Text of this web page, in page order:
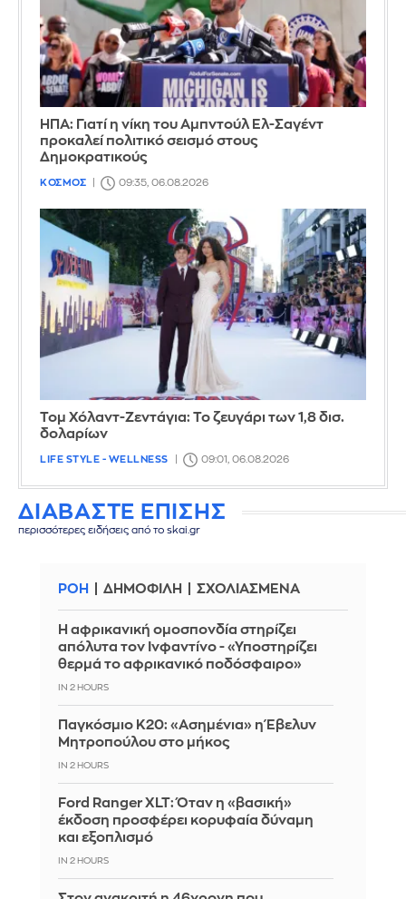
ΗΠΑ: Γιατί η νίκη του Αμπντούλ Ελ-Σαγέντ
προκαλεί πολιτικό σεισμό στους
Δημοκρατικούς
ΚΟΣΜΟΣ 09:35, 06.08.2026
Τομ Χόλαντ-Ζεντάγια: Το ζευγάρι των 1,8 δισ.
δολαρίων
LIFE STYLE - WELLNESS 09:01, 06.08.2026
ΔΙΑΒΑΣΤΕ ΕΠΙΣΗΣ
περισσότερες ειδήσεις από το skai.gr
ΡΟΗ ΔΗΜΟΦΙΛΗ ΣΧΟΛΙΑΣΜΕΝΑ
Η αφρικανική ομοσπονδία στηρίζει
απόλυτα τον Ινφαντίνο - «Υποστηρίζει
θερμά το αφρικανικό ποδόσφαιρο»
IN 2 HOURS
Παγκόσμιο Κ20: «Ασημένια» η Έβελυν
Μητροπούλου στο μήκος
IN 2 HOURS
Ford Ranger XLT: Όταν η «βασική»
έκδοση προσφέρει κορυφαία δύναμη
και εξοπλισμό
IN 2 HOURS